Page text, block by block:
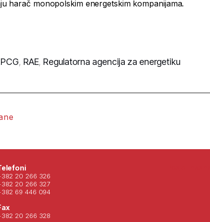
harač monopolskim energetskim kompanijama.
, RAE, Regulatorna agencija za energetiku
20 266 326
20 266 327
69 446 094
20 266 328